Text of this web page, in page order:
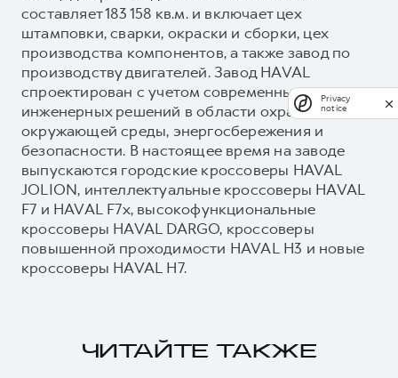
составляет 183 158 кв.м. и включает цех
штамповки, сварки, окраски и сборки, цех
производства компонентов, а также завод по
производству двигателей. Завод HAVAL
спроектирован с учетом современных
инженерных решений в области охраны
окружающей среды, энергосбережения и
безопасности. В настоящее время на заводе
выпускаются городские кроссоверы HAVAL
JOLION, интеллектуальные кроссоверы HAVAL
F7 и HAVAL F7x, высокофункциональные
кроссоверы HAVAL DARGO, кроссоверы
повышенной проходимости HAVAL H3 и новые
кроссоверы HAVAL H7.
ЧИТАЙТЕ ТАКЖЕ
Privacy
notice